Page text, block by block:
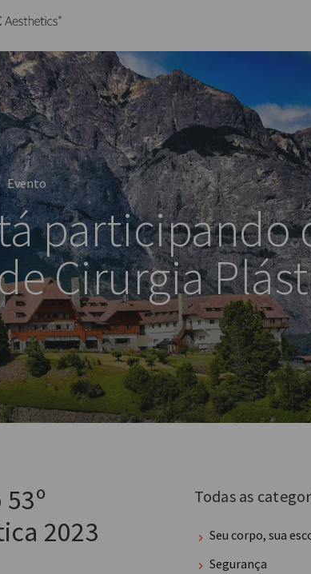
Evento
participando
Cirurgia
2023
Todas as
Seu corpo, sua
Segurança